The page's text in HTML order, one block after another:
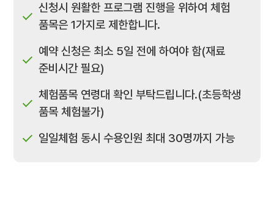
신청시 원활한 프로그램 진행을 위하여 체험
품목은 1가지로 제한합니다.
예약 신청은 최소 5일 전에 하여야 함(재료
준비시간 필요)
체험품목 연령대 확인 부탁드립니다.(초등학생
품목 체험불가)
일일체험 동시 수용인원 최대 30명까지 가능